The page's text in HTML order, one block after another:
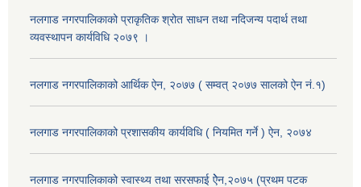
नलगाड नगरपालिकाको प्राकृतिक श्रोत साधन तथा नदिजन्य पदार्थ तथा
व्यवस्थापन कार्यविधि २०७९ ।
नलगाड नगरपालिकाको आर्थिक ऐन, २०७७ ( सम्वत् २०७७ सालको ऐन नं.१)
नलगाड नगरपालिकाको प्रशासकीय कार्यविधि ( नियमित गर्ने ) ऐन, २०७४
नलगाड नगरपालिकाको स्वास्थ्य तथा सरसफाई ऐेन,२०७५ (प्रथम पटक